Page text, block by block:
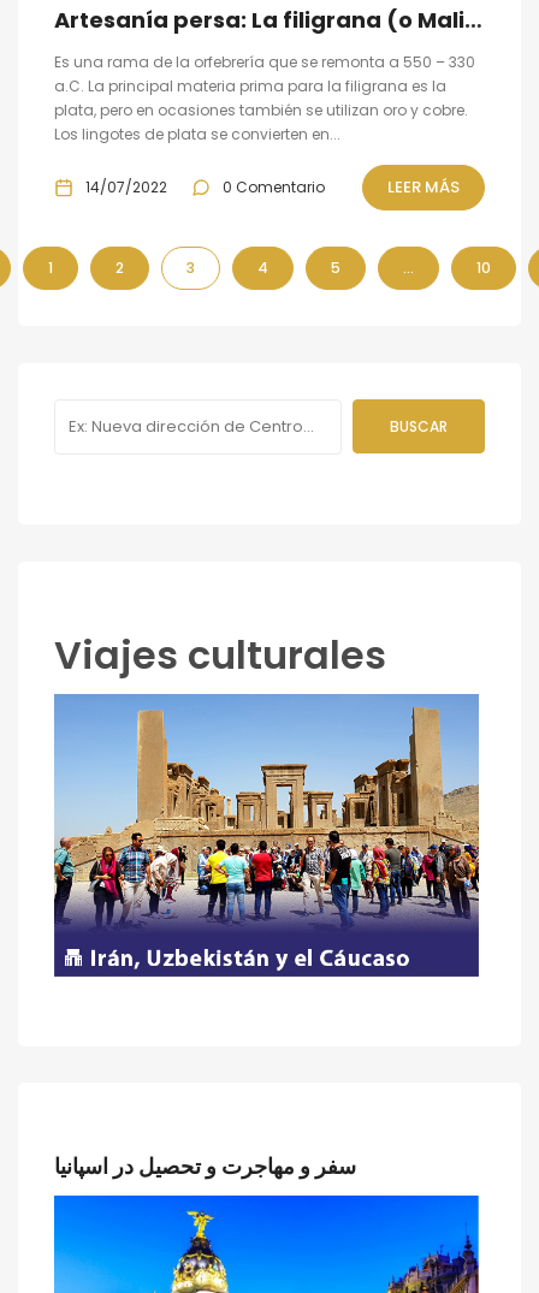
Artesanía persa: La filigrana (o Malileh kari.)
Es una rama de la orfebrería que se remonta a 550 – 330
a.C. La principal materia prima para la filigrana es la
plata, pero en ocasiones también se utilizan oro y cobre.
Los lingotes de plata se convierten en...
14/07/2022 0 Comentario LEER MÁS
1 2 3 4 5 … 10
Viajes culturales
سفر و مهاجرت و تحصیل در اسپانیا